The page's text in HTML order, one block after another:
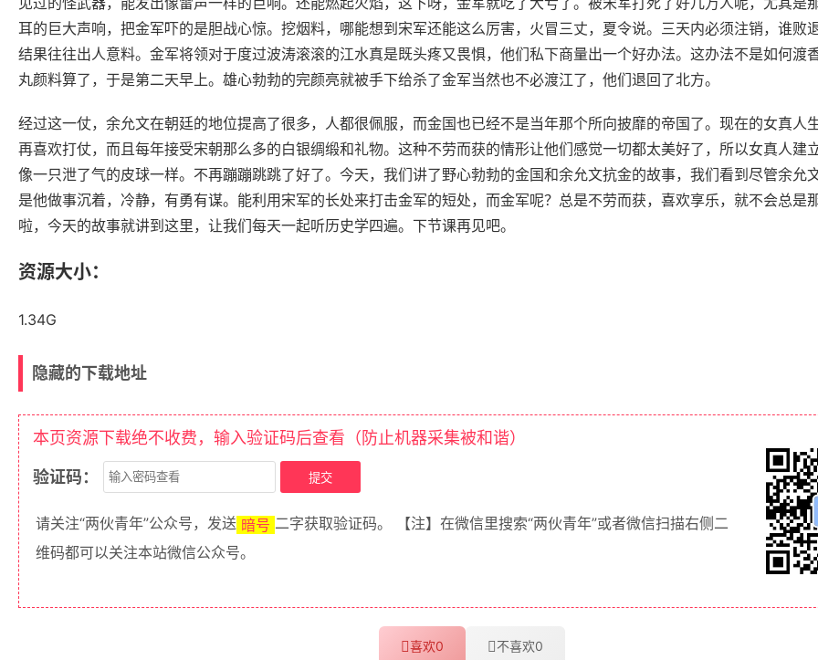
耳的巨大声响，把金军吓的是胆战心惊。挖烟料，哪能想到宋军还能这么厉害，火冒三丈，夏令说。三天内必须注销，谁败
结果往往出人意料。金军将领对于度过波涛滚滚的江水真是既头疼又畏惧，他们私下商量出一个好办法。这办法不是如何渡
丸颜料算了，于是第二天早上。雄心勃勃的完颜亮就被手下给杀了金军当然也不必渡江了，他们退回了北方。
经过这一仗，余允文在朝廷的地位提高了很多，人都很佩服，而金国也已经不是当年那个所向披靡的帝国了。现在的女真人
再喜欢打仗，而且每年接受宋朝那么多的白银绸缎和礼物。这种不劳而获的情形让他们感觉一切都太美好了，所以女真人建
像一只泄了气的皮球一样。不再蹦蹦跳跳了好了。今天，我们讲了野心勃勃的金国和余允文抗金的故事，我们看到尽管余允
是他做事沉着，冷静，有勇有谋。能利用宋军的长处来打击金军的短处，而金军呢？总是不劳而获，喜欢享乐，就不会总是
啦，今天的故事就讲到这里，让我们每天一起听历史学四遍。下节课再见吧。
资源大小：
1.34G
隐藏的下载地址
本页资源下载绝不收费，输入验证码后查看（防止机器采集被和谐）
验证码：
请关注“两伙青年”公众号，发送 暗号 二字获取验证码。 【注】在微信里搜索“两伙青年”或者微信扫描右侧二
维码都可以关注本站微信公众号。
喜欢0 不喜欢0